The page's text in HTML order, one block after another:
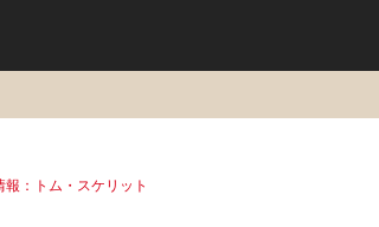
報：トム・スケリット